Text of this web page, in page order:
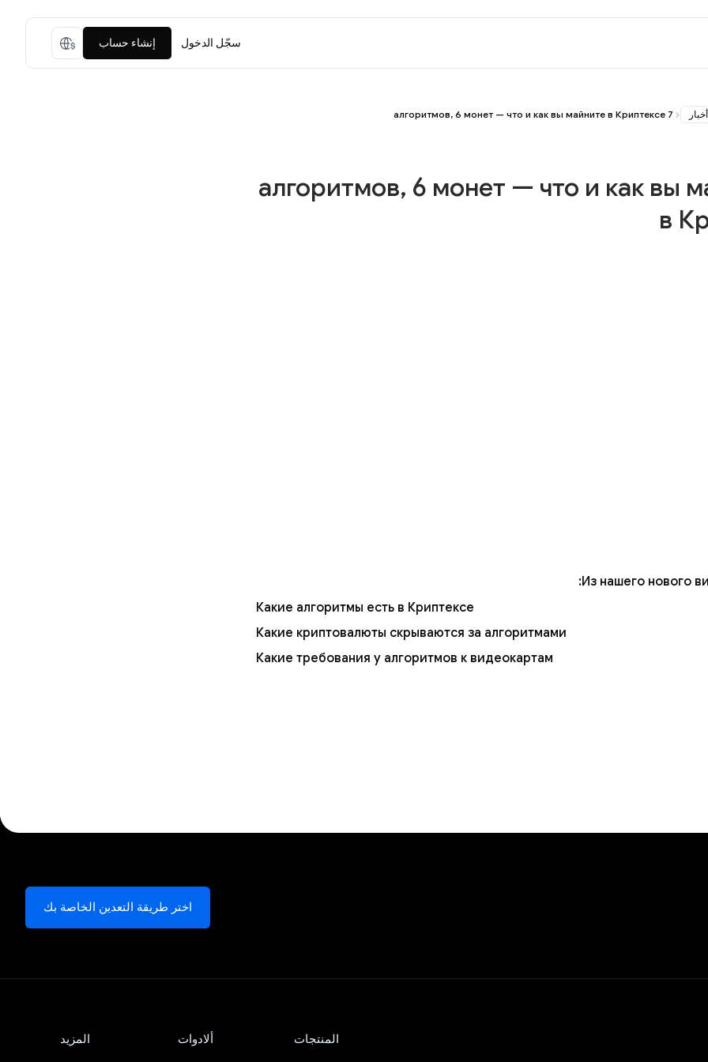
سجّل الدخول إنشاء حساب
أخبار 7 алгоритмов, 6 монет — что и как вы майните в Криптексе
7 алгоритмов, 6 монет — что и как вы
в
Из нашего нового
Какие алгоритмы есть в Криптексе
Какие криптовалюты скрываются за алгоритмами
Какие требования у алгоритмов к видеокартам
اختر طريقة التعدين الخاصة بك
المنتجات ألادوات المزيد